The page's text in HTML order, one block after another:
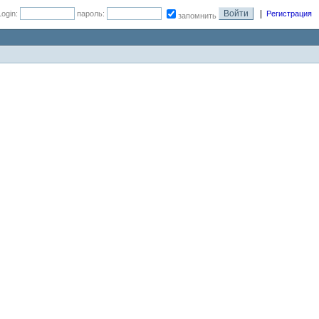
пароль: запомнить Регистрация